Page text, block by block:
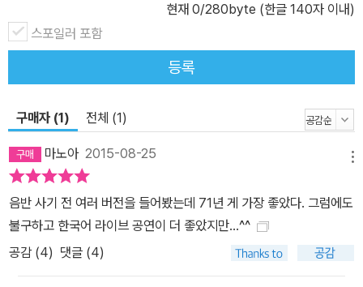
현재 0/280byte (한글 140자 이내)
스포일러 포함
등록
구매자 (1) 전체 (1)
마노아2015-08-25
음반 사기 전 여러 버전을 들어봤는데 71년 게 가장 좋았다. 그럼에도
불구하고 한국어 라이브 공연이 더 좋았지만...^^
공감 (4) 댓글 (4)